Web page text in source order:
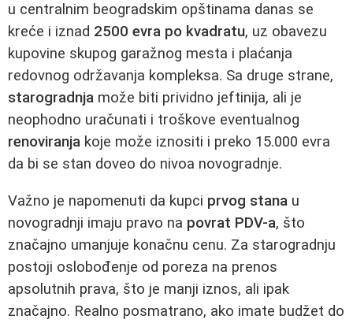
u centralnim beogradskim opštinama danas se
kreće i iznad 2500 evra po kvadratu, uz obavezu
kupovine skupog garažnog mesta i plaćanja
redovnog održavanja kompleksa. Sa druge strane,
starogradnja može biti prividno jeftinija, ali je
neophodno uračunati i troškove eventualnog
renoviranja koje može iznositi i preko 15.000 evra
da bi se stan doveo do nivoa novogradnje.
Važno je napomenuti da kupci prvog stana u
novogradnji imaju pravo na povrat PDV-a, što
značajno umanjuje konačnu cenu. Za starogradnju
postoji oslobođenje od poreza na prenos
apsolutnih prava, što je manji iznos, ali ipak
značajno. Realno posmatrano, ako imate budžet do